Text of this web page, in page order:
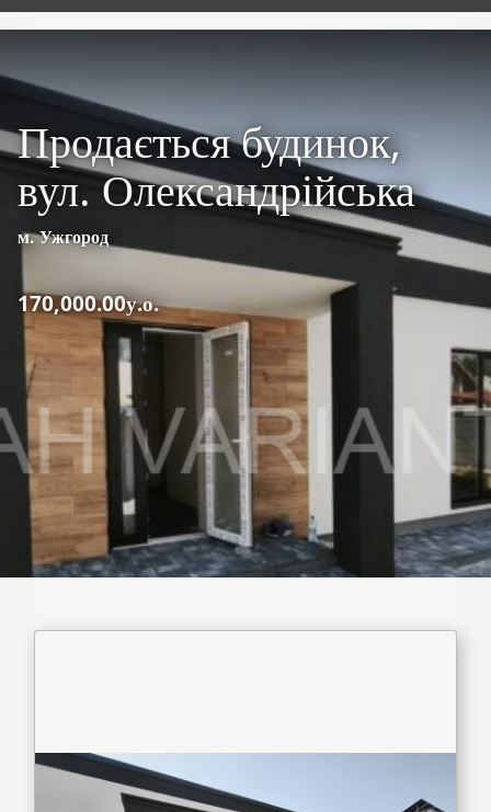
Продається будинок,
вул. Олександрійська
м. Ужгород
170,000.00у.о.